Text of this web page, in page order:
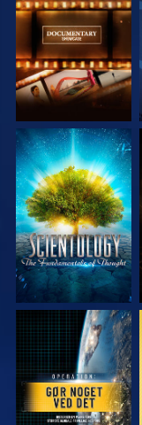
UDFORSK SERIEN
UDFORSK SERIEN
SE